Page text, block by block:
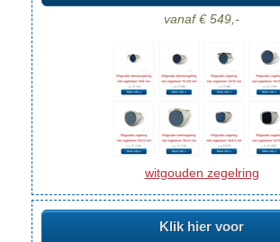
vanaf € 549,-
witgouden zegelring
Klik hier voor